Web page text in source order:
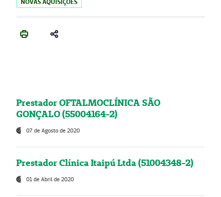
NOVAS AQUISIÇÕES
Prestador OFTALMOCLÍNICA SÃO
GONÇALO (55004164-2)
07 de Agosto de 2020
Prestador Clínica Itaipú Ltda (51004348-2)
01 de Abril de 2020